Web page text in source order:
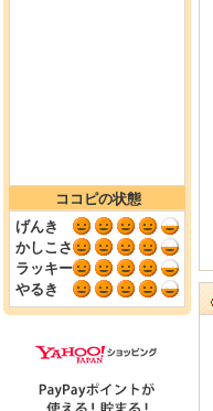
ココピの状態
げんき
かしこさ
ラッキー
やるき